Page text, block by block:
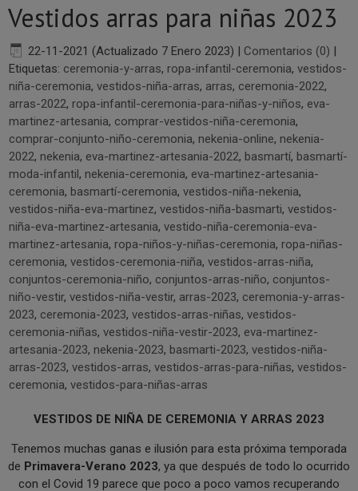
Vestidos arras para niñas 2023
22-11-2021 (Actualizado 7 Enero 2023) | Comentarios (0) |
Etiquetas: ceremonia-y-arras, ropa-infantil-ceremonia, vestidos-
niña-ceremonia, vestidos-niña-arras, arras, ceremonia-2022,
arras-2022, ropa-infantil-ceremonia-para-niñas-y-niños, eva-
martinez-artesania, comprar-vestidos-niña-ceremonia,
comprar-conjunto-niño-ceremonia, nekenia-online, nekenia-
2022, nekenia, eva-martinez-artesania-2022, basmartí, basmartí-
moda-infantil, nekenia-ceremonia, eva-martinez-artesania-
ceremonia, basmartí-ceremonia, vestidos-niña-nekenia,
vestidos-niña-eva-martinez, vestidos-niña-basmarti, vestidos-
niña-eva-martinez-artesania, vestido-niña-ceremonia-eva-
martinez-artesania, ropa-niños-y-niñas-ceremonia, ropa-niñas-
ceremonia, vestidos-ceremonia-niña, vestidos-arras-niña,
conjuntos-ceremonia-niño, conjuntos-arras-niño, conjuntos-
niño-vestir, vestidos-niña-vestir, arras-2023, ceremonia-y-arras-
2023, ceremonia-2023, vestidos-arras-niñas, vestidos-
ceremonia-niñas, vestidos-niña-vestir-2023, eva-martinez-
artesania-2023, nekenia-2023, basmarti-2023, vestidos-niña-
arras-2023, vestidos-arras, vestidos-arras-para-niñas, vestidos-
ceremonia, vestidos-para-niñas-arras
VESTIDOS DE NIÑA DE CEREMONIA Y ARRAS 2023
Tenemos muchas ganas e ilusión para esta próxima temporada
de Primavera-Verano 2023, ya que después de todo lo ocurrido
con el Covid 19 parece que poco a poco vamos recuperando